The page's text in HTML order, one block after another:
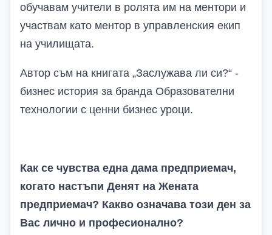
обучавам учители в ролята им на ментори и
участвам като ментор в управленския екип
на училищата.
Автор съм на книгата „Заслужава ли си?“ -
бизнес история за бранда Образователни
технологии с ценни бизнес уроци.
Как се чувства една дама предприемач,
когато настъпи Денят на Жената
предприемач? Какво означава този ден за
Вас лично и професионално?